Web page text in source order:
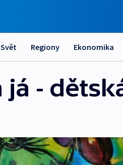
Svět Regiony Ekonomika
já -